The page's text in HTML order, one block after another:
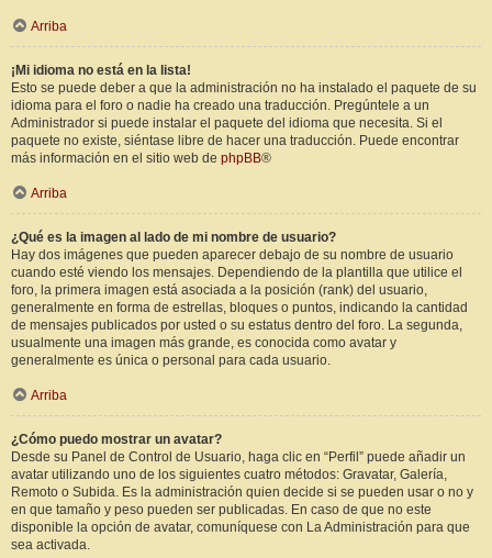
Arriba
¡Mi idioma no está en la lista!
Esto se puede deber a que la administración no ha instalado el paquete de su
idioma para el foro o nadie ha creado una traducción. Pregúntele a un
Administrador si puede instalar el paquete del idioma que necesita. Si el
paquete no existe, siéntase libre de hacer una traducción. Puede encontrar
más información en el sitio web de phpBB®
Arriba
¿Qué es la imagen al lado de mi nombre de usuario?
Hay dos imágenes que pueden aparecer debajo de su nombre de usuario
cuando esté viendo los mensajes. Dependiendo de la plantilla que utilice el
foro, la primera imagen está asociada a la posición (rank) del usuario,
generalmente en forma de estrellas, bloques o puntos, indicando la cantidad
de mensajes publicados por usted o su estatus dentro del foro. La segunda,
usualmente una imagen más grande, es conocida como avatar y
generalmente es única o personal para cada usuario.
Arriba
¿Cómo puedo mostrar un avatar?
Desde su Panel de Control de Usuario, haga clic en “Perfil” puede añadir un
avatar utilizando uno de los siguientes cuatro métodos: Gravatar, Galería,
Remoto o Subida. Es la administración quien decide si se pueden usar o no y
en que tamaño y peso pueden ser publicadas. En caso de que no este
disponible la opción de avatar, comuníquese con La Administración para que
sea activada.